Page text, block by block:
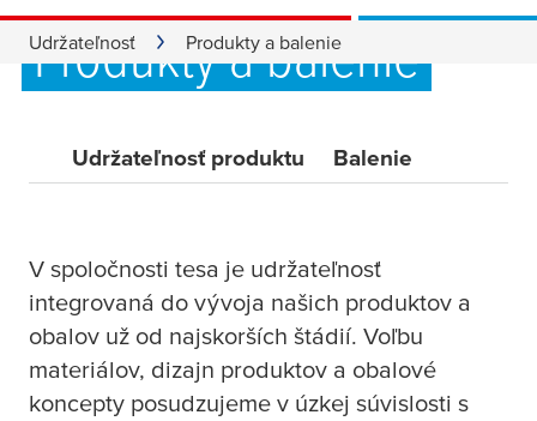
Udržateľnosť Produkty a balenie
Produkty a balenie
Udržateľnosť produktu Balenie
V spoločnosti tesa je udržateľnosť
integrovaná do vývoja našich produktov a
obalov už od najskorších štádií. Voľbu
materiálov, dizajn produktov a obalové
koncepty posudzujeme v úzkej súvislosti s